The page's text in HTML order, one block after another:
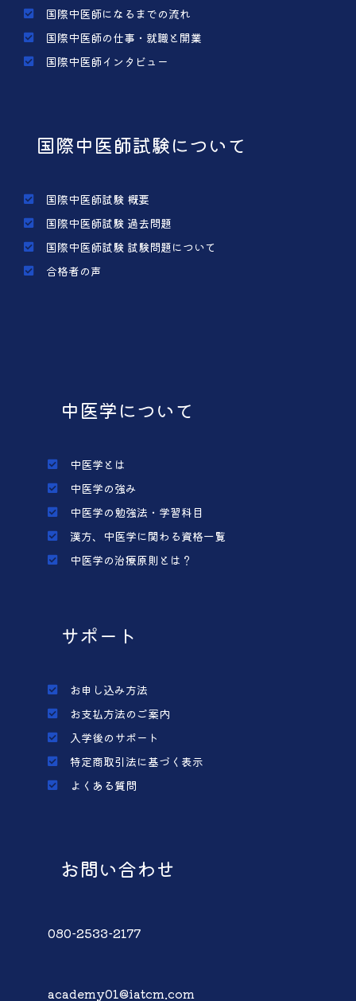
国際中医師になるまでの流れ
国際中医師の仕事・就職と開業
国際中医師インタビュー
国際中医師試験について
国際中医師試験 概要
国際中医師試験 過去問題
国際中医師試験 試験問題について
合格者の声
中医学について
中医学とは
中医学の強み
中医学の勉強法・学習科目
漢方、中医学に関わる資格一覧
中医学の治療原則とは？
サポート
お申し込み方法
お支払方法のご案内
入学後のサポート
特定商取引法に基づく表示
よくある質問
お問い合わせ
080-2533-2177
academy01@iatcm.com